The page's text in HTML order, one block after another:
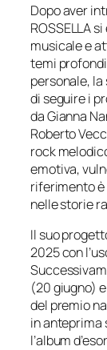
Dopo aver
ROSSELLA
musicale e
temi
personale, la
di seguire i
da Gianna
Roberto
rock
emotiva,
riferimento
nelle storie
Il suo
2025 con
(20 giugno) e
del premio
in anteprima
l’album